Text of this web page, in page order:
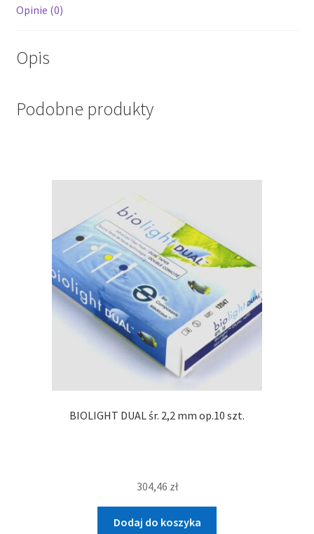
Opinie (0)
Opis
Podobne produkty
BIOLIGHT DUAL śr. 2,2 mm op.10 szt.
304,46 zł
Dodaj do koszyka